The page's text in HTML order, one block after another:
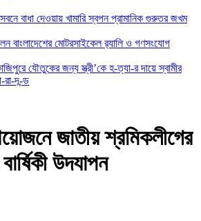
বাধা দেওয়ায় খামারি স্বপন প্রামানিক গুরুতর জখম
বাংলাদেশের মোটরসাইকেল র‍্যালি ও গণসংযোগ
যৌতুকের জন্য স্ত্রী’কে হ-ত্যা-র দায়ে স্বামীর
রা-দ-ন্ড
জাতীয় শ্রমিকলীগের
উদযাপন